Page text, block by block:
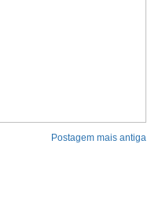
Postagem mais antiga